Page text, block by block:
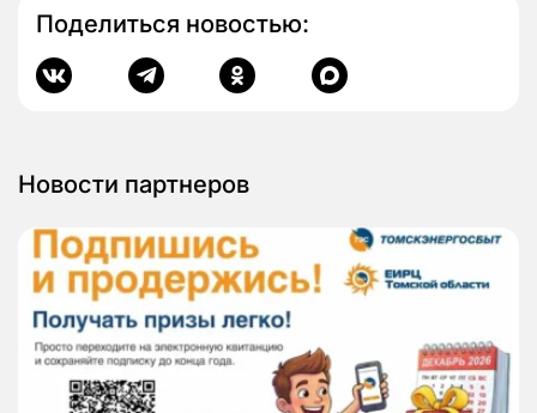
Поделиться новостью:
Новости партнеров